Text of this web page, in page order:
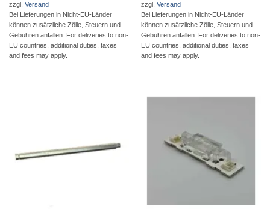
€21,90
zzgl. Versand
Bei Lieferungen in Nicht-EU-Länder
können zusätzliche Zölle, Steuern und
Gebühren anfallen. For deliveries to non-
EU countries, additional duties, taxes
and fees may apply.
€12,90
zzgl. Versand
Bei Lieferungen in Nicht-EU-Länder
können zusätzliche Zölle, Steuern und
Gebühren anfallen. For deliveries to non-
EU countries, additional duties, taxes
and fees may apply.